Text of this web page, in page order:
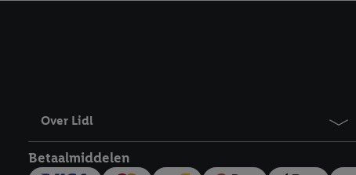
Over Lidl
Betaalmiddelen